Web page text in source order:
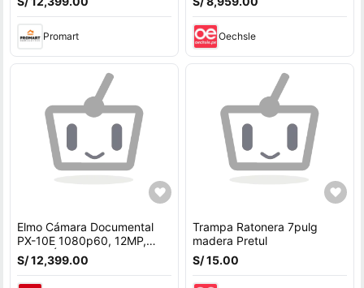
Táctil de 5""
Promart
7""
Oechsle
Elmo Cámara Documental
PX-10E 1080p60, 12MP,
Zoom Óptico 12x, Pantalla
Táctil de 5""
S/ 12,399.00
Trampa Ratonera 7pulg
madera Pretul
S/ 15.00